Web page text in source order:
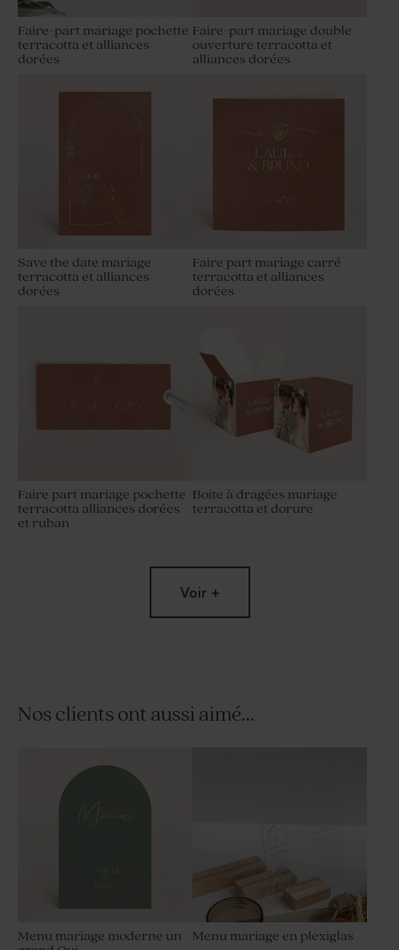
Faire-part mariage pochette
terracotta et alliances
dorées
Faire-part mariage double
ouverture terracotta et
alliances dorées
Save the date mariage
terracotta et alliances
dorées
Faire part mariage carré
terracotta et alliances
dorées
Faire part mariage pochette
terracotta alliances dorées
et ruban
Boite à dragées mariage
terracotta et dorure
minimaliste terracota et
alliences dorées
Voir +
Nos clients ont aussi aimé...
Menu mariage moderne un
Menu mariage en plexiglas